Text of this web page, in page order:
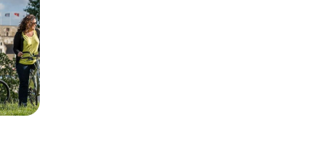
cette région toute
les secrets du Piémont